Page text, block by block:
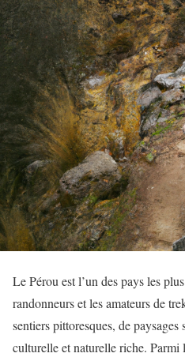
Le Pérou est l’un des pays les
randonneurs et les amateurs de
sentiers pittoresques, de
culturelle et naturelle riche. Parmi